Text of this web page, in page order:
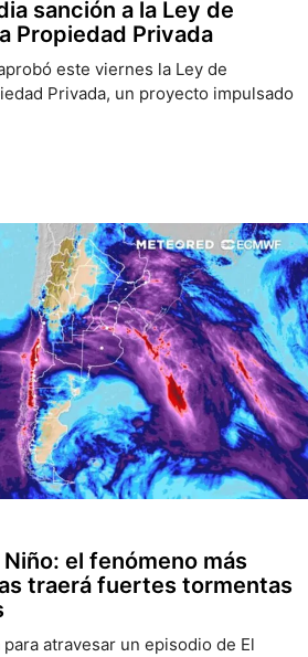
sanción a la Ley de
Propiedad Privada
este viernes la Ley de
Privada, un proyecto impulsado
el fenómeno más
traerá fuertes tormentas
atravesar un episodio de El